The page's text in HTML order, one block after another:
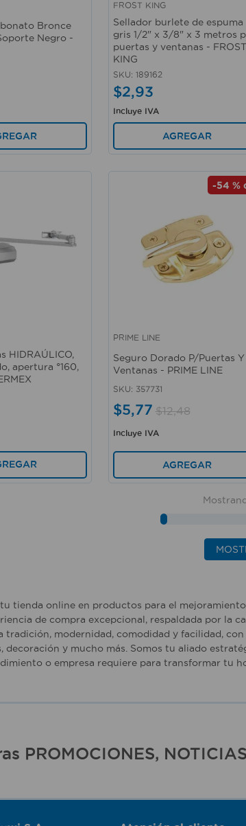
Bronce
Negro -
FROST KING
Sellador burlete de espuma
gris 1/2" x 3/8" x 3 metros
puertas y ventanas - FROST
KING
SKU: 189162
$2,93
Incluye IVA
AGREGAR
HIDRAÚLICO,
apertura °160,
-54 %
Vista rápida
PRIME LINE
Seguro Dorado P/Puertas Y
Ventanas - PRIME LINE
SKU: 357731
$5,77 $12,48
Incluye IVA
AGREGAR
tienda online en productos para el
de compra excepcional, respaldada por la
tradición, modernidad, comodidad y facilidad,
y mucho más. Somos tu aliado
o empresa requiere para transformar tu
PROMOCIONES,